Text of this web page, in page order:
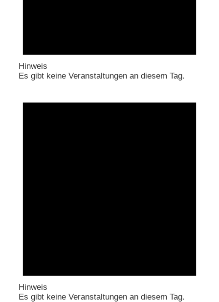
Hinweis
Es gibt keine Veranstaltungen an diesem Tag.
Hinweis
Es gibt keine Veranstaltungen an diesem Tag.